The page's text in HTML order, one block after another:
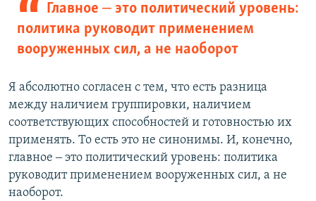
Главное ‒ это политический уровень:
политика руководит применением
вооруженных сил, а не наоборот
Я абсолютно согласен с тем, что есть разница
между наличием группировки, наличием
соответствующих способностей и готовностью их
применять. То есть это не синонимы. И, конечно,
главное ‒ это политический уровень: политика
руководит применением вооруженных сил, а не
наоборот.